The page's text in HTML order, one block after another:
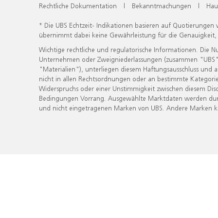
Rechtliche Dokumentation | Bekanntmachungen |
* Die UBS Echtzeit- Indikationen basieren auf
übernimmt dabei keine Gewährleistung für die
Wichtige rechtliche und regulatorische Informationen. Die
Unternehmen oder Zweigniederlassungen (zusammen
"Materialien"), unterliegen diesem Haftungsausschluss
nicht in allen Rechtsordnungen oder an bestimmte
Widerspruchs oder einer Unstimmigkeit zwischen diesem
Bedingungen Vorrang. Ausgewählte Marktdaten werden
und nicht eingetragenen Marken von UBS. Andere Marken